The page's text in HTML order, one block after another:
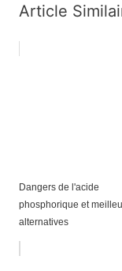
Article
Dangers de l'acide
phosphorique et
alternatives